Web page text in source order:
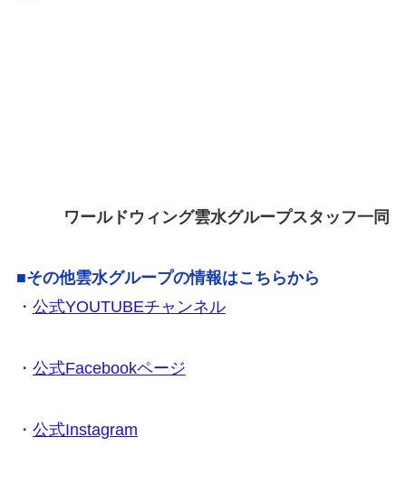
ワールドウィング雲水グループスタッフ一同
■その他雲水グループの情報はこちらから
・ 公式YOUTUBEチャンネル
・ 公式Facebookページ
・ 公式Instagram